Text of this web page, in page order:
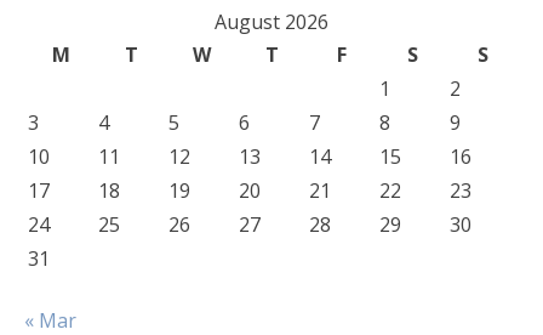
August 2026
M
T W T F S
S
1
2
3
4 5 6 7 8
9
10
11 12 13 14 15
16
17
18 19 20 21 22
23
24
25 26 27 28 29
30
31
« Mar